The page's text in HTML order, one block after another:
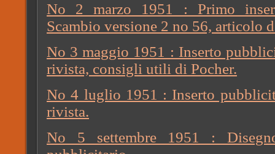
No 2 marzo 1951 : Primo
Scambio versione 2 no 56, articolo
No 3 maggio 1951 : Inserto
rivista, consigli utili di Pocher.
No 4 luglio 1951 : Inserto
rivista.
No 5 settembre 1951 :